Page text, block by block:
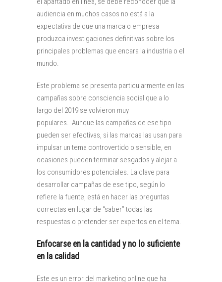
audiencia en muchos casos no está a la
expectativa de que una marca o empresa
produzca investigaciones definitivas sobre los
principales problemas que encara la industria o el
mundo.
Este problema se presenta particularmente en las
campañas sobre consciencia social que a lo
largo del 2019 se volvieron muy
populares. Aunque las campañas de ese tipo
pueden ser efectivas, si las marcas las usan para
impulsar un tema controvertido o sensible, en
ocasiones pueden terminar sesgados y alejar a
los consumidores potenciales. La clave para
desarrollar campañas de ese tipo, según lo
refiere la fuente, está en hacer las preguntas
correctas en lugar de “saber” todas las
respuestas o pretender ser expertos en el tema.
Enfocarse en la cantidad y no lo suficiente
en la calidad
Este es un error del marketing online que ha